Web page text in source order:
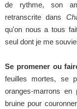
de rythme, son
retranscrite dans
qu'on nous a tous
seul dont je me
Se promener ou
feuilles mortes, se
oranges-marrons
bruine pour